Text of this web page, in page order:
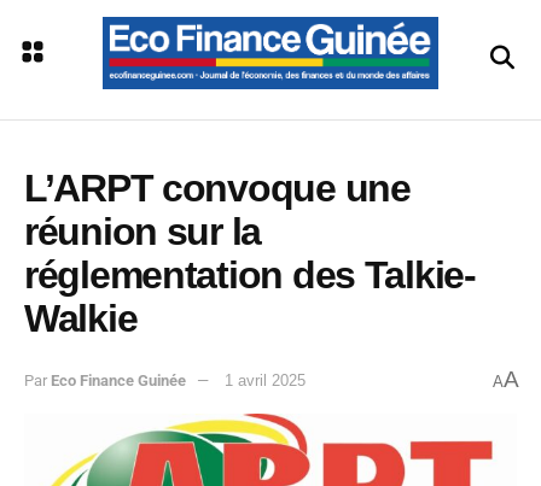
L’ARPT convoque une
réunion sur la
réglementation des Talkie-
Walkie
Par Eco Finance Guinée 1 avril 2025 AA